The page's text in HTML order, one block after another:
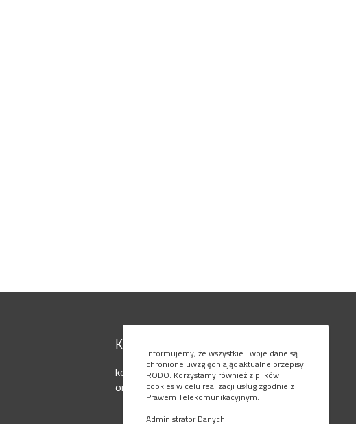
Kontakt
kom. 795 080 777
oiaols@ol.onet.pl
Informujemy, że wszystkie Twoje dane są
chronione uwzględniając aktualne przepisy
RODO. Korzystamy również z plików
cookies w celu realizacji usług zgodnie z
Prawem Telekomunikacyjnym.
Administrator Danych